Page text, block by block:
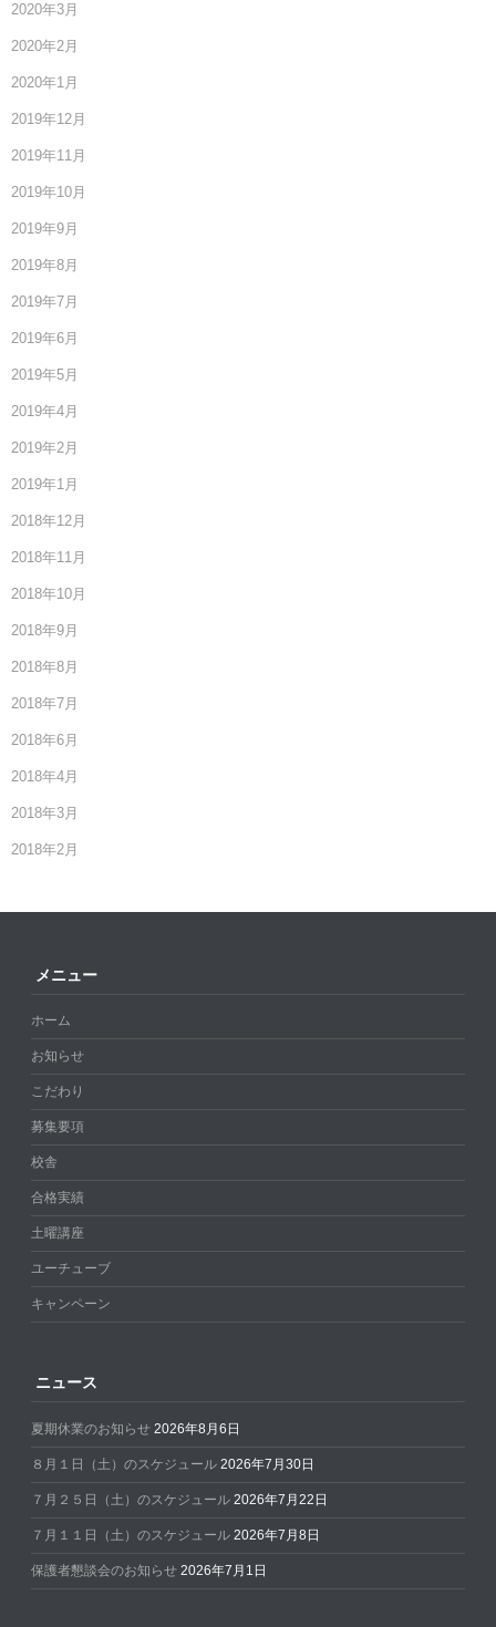
2020年3月
2020年2月
2020年1月
2019年12月
2019年11月
2019年10月
2019年9月
2019年8月
2019年7月
2019年6月
2019年5月
2019年4月
2019年2月
2019年1月
2018年12月
2018年11月
2018年10月
2018年9月
2018年8月
2018年7月
2018年6月
2018年4月
2018年3月
2018年2月
メニュー
ホーム
お知らせ
こだわり
募集要項
校舎
合格実績
土曜講座
ユーチューブ
キャンペーン
ニュース
夏期休業のお知らせ 2026年8月6日
８月１日（土）のスケジュール 2026年7月30日
７月２５日（土）のスケジュール 2026年7月22日
７月１１日（土）のスケジュール 2026年7月8日
保護者懇談会のお知らせ 2026年7月1日